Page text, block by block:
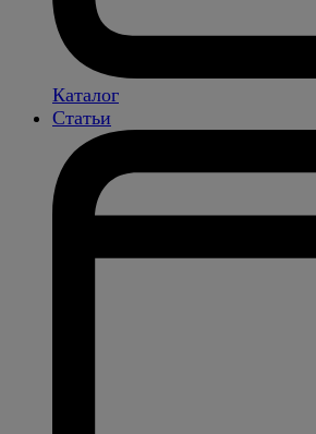
Каталог
Статьи